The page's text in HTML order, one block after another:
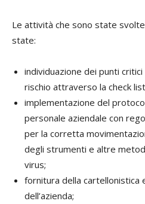
Le attività che sono state
state:
individuazione dei punti critici
rischio attraverso la check
implementazione del
personale aziendale con
per la corretta
degli strumenti e altre
virus;
fornitura della cartellonistica
dell’azienda;